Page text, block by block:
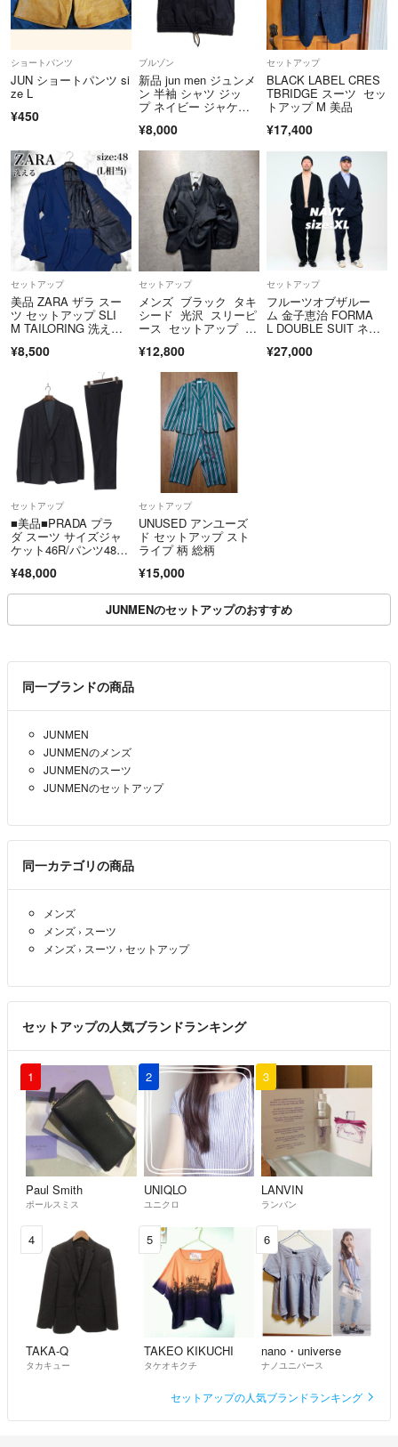
ショートパンツ
JUN ショートパンツ si
ze L
¥450
ブルゾン
新品 jun men ジュンメ
ン 半袖 シャツ ジッ
プ ネイビー ジャケッ
¥8,000
セットアップ
BLACK LABEL CRES
TBRIDGE スーツ セッ
トアップ M 美品
¥17,400
セットアップ
美品 ZARA ザラ スー
ツ セットアップ SLI
M TAILORING 洗え
ッチ 無地 青 48 L
¥8,500
セットアップ
メンズ ブラック タキ
シード 光沢 スリーピ
ース セットアップ ス
¥12,800
セットアップ
フルーツオブザルー
ム 金子恵治 FORMA
L DOUBLE SUIT ネイ
¥27,000
セットアップ
■美品■PRADA プラ
ダ スーツ サイズジャ
ケット46R/パンツ48
ー シングルジャケッ
ト スラックス イタリ
ア製 ブランド古着【中
古】20260728/RB0285
¥48,000
セットアップ
UNUSED アンユーズ
ド セットアップ スト
ライプ 柄 総柄
¥15,000
JUNMENのセットアップのおすすめ
同一ブランドの商品
JUNMEN
JUNMENのメンズ
JUNMENのスーツ
JUNMENのセットアップ
同一カテゴリの商品
メンズ
メンズ › スーツ
メンズ › スーツ › セットアップ
セットアップの人気ブランドランキング
1
Paul Smith
ポールスミス
2
UNIQLO
ユニクロ
3
LANVIN
ランバン
4
TAKA-Q
タカキュー
5
TAKEO KIKUCHI
タケオキクチ
6
nano・universe
ナノユニバース
セットアップの人気ブランドランキング